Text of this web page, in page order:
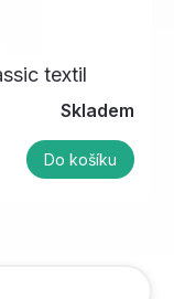
textil
Skladem
Do košíku